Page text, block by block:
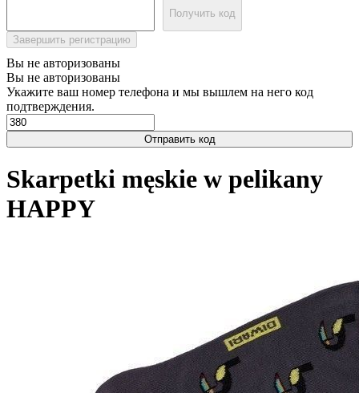
Получить код
Завершить регистрацию
Вы не авторизованы
Вы не авторизованы
Укажите ваш номер телефона и мы вышлем на него код
подтверждения.
Отправить код
Skarpetki męskie w pelikany
HAPPY